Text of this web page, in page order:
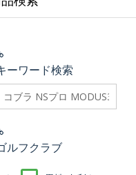
ーワード検索
searchfilter_pro
ルフクラブ